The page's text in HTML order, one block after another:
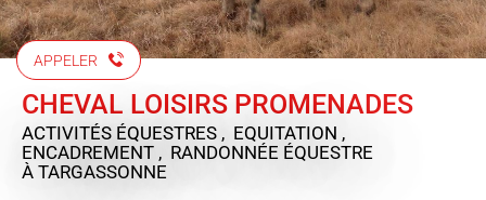
APPELER
CHEVAL LOISIRS PROMENADES
ACTIVITÉS ÉQUESTRES , EQUITATION ,
ENCADREMENT , RANDONNÉE ÉQUESTRE
À TARGASSONNE